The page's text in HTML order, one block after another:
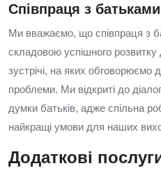
Співпраця з батьками
Ми вважаємо, що співпраця з
складовою успішного
зустрічі, на яких обговорюємо
проблеми. Ми відкриті до
думки батьків, адже спільна
найкращі умови для наших
Додаткові